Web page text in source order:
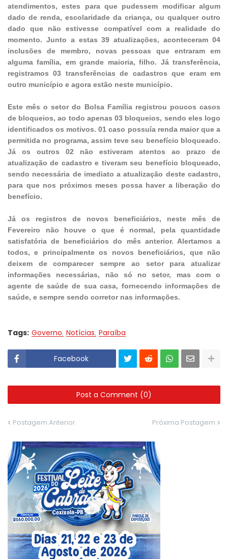
atendimentos, estes para que pudessem modificar algum
dado de renda, escolaridade da criança, ou qualquer outro
dado que não estivesse compatível com a realidade do
momento. Junto a estas 39 atualizações, aconteceram 04
inclusões de membro, novas pessoas que entraram em
alguma família, em grande maioria, filho. Já transferência,
registramos 03 transferências de cadastros que eram em
outro município e agora estão neste município.
Este mês o setor do Bolsa Família registrou poucos casos
de bloqueios, ao todo apenas 03 bloqueios, sendo eles logo
identificados os motivos. 01 caso possuía renda maior que a
permitida no programa, assim teve seu benefício bloqueado.
Já os outros 02 não estiveram atentos ao prazo de
atualização de cadastro e tiveram seu benefício bloqueado,
sendo necessária de imediato a atualização deste cadastro,
para que nos próximos meses possa haver a liberação do
benefício.
Já os registros de novos beneficiários, neste mês de
Fevereiro não houve o que é normal, pela quantidade
satisfatória de beneficiários do mês anterior. Alertamos a
todos, e principalmente os novos beneficiários, que não
deixem de comparecer sempre ao setor para atualizar
informações necessárias, não só no setor, mas com o
agente de saúde de sua casa, fornecendo informações de
saúde, e sempre sendo corretor nas informações.
Tags: Governo Notícias Paraíba
Facebook
Post a Comment (0)
Postagem Anterior Próxima Postagem